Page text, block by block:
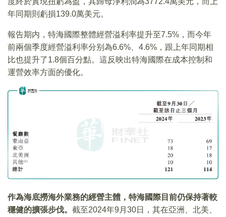
年同期則虧損139.0萬美元。
報告期内，特海國際整體經營溢利率提升至7.5%，而今年
前兩個季度經營溢利率分别為6.6%、4.6%，跟上年同期相
比也提升了1.8個百分點。這反映出特海國際在成本控制和
運營效率方面的優化。
作為海底撈海外業務的經營主體，特海國際目前仍保持著較
穩健的擴張步伐。 截至2024年9月30日，其在亞洲、北美、